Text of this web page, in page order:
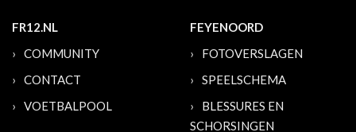
FR12.NL
COMMUNITY
CONTACT
VOETBALPOOL
FEYENOORD
FOTOVERSLAGEN
SPEELSCHEMA
BLESSURES EN
SCHORSINGEN